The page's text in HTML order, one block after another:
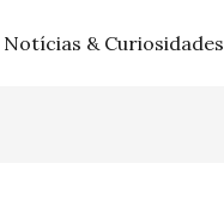
Notícias & Curiosidades